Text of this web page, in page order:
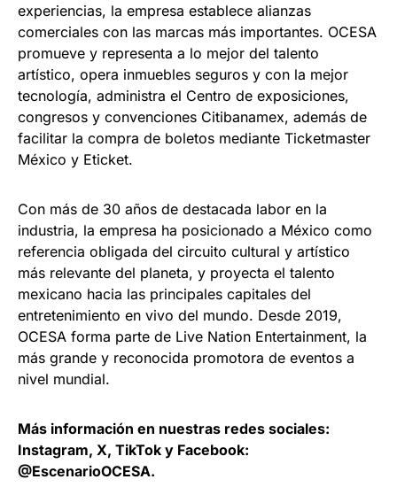
experiencias, la empresa establece alianzas
comerciales con las marcas más importantes. OCESA
promueve y representa a lo mejor del talento
artístico, opera inmuebles seguros y con la mejor
tecnología, administra el Centro de exposiciones,
congresos y convenciones Citibanamex, además de
facilitar la compra de boletos mediante Ticketmaster
México y Eticket.
Con más de 30 años de destacada labor en la
industria, la empresa ha posicionado a México como
referencia obligada del circuito cultural y artístico
más relevante del planeta, y proyecta el talento
mexicano hacia las principales capitales del
entretenimiento en vivo del mundo. Desde 2019,
OCESA forma parte de Live Nation Entertainment, la
más grande y reconocida promotora de eventos a
nivel mundial.
Más información en nuestras redes sociales:
Instagram, X, TikTok y Facebook:
@EscenarioOCESA.